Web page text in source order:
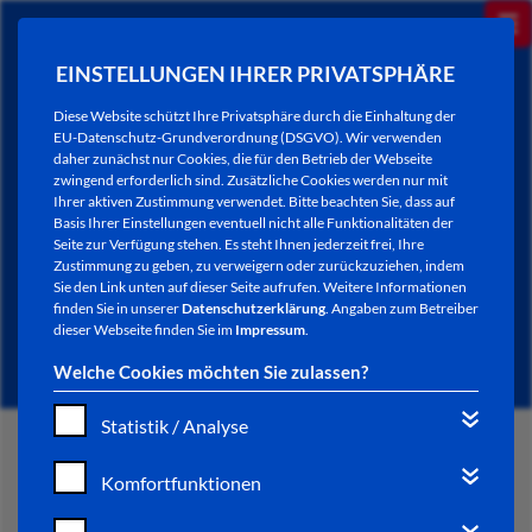
EINSTELLUNGEN IHRER PRIVATSPHÄRE
Diese Website schützt Ihre Privatsphäre durch die Einhaltung der
EU-Datenschutz-Grundverordnung (DSGVO). Wir verwenden
daher zunächst nur Cookies, die für den Betrieb der Webseite
zwingend erforderlich sind. Zusätzliche Cookies werden nur mit
Ihrer aktiven Zustimmung verwendet. Bitte beachten Sie, dass auf
Basis Ihrer Einstellungen eventuell nicht alle Funktionalitäten der
Seite zur Verfügung stehen. Es steht Ihnen jederzeit frei, Ihre
Zustimmung zu geben, zu verweigern oder zurückzuziehen, indem
Sie den Link unten auf dieser Seite aufrufen. Weitere Informationen
finden Sie in unsererDatenschutzerklärung. Angaben zum Betreiber
dieser Webseite finden Sie im Impressum.
Welche Cookies möchten Sie zulassen?
Statistik / Analyse
Komfortfunktionen
NEWSLETTER / CITY LETTER
START